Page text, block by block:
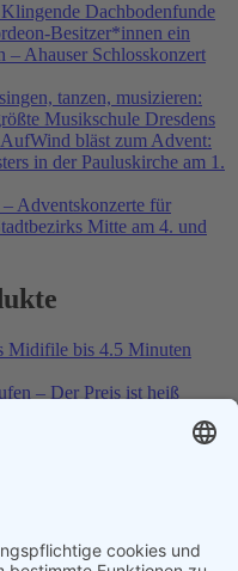
Dachbodenfunde
Besitzer*innen ein
Ahauser Schlosskonzert
tanzen, musizieren:
Musikschule Dresdens
bläst zum Advent:
in der Pauluskirche am 1.
Adventskonzerte für
Mitte am 4. und
Midifile bis 4.5 Minuten
– Der Preis ist heiß
– Ich baue Dein
bis 3.5
als Karaoke-Playbacks –